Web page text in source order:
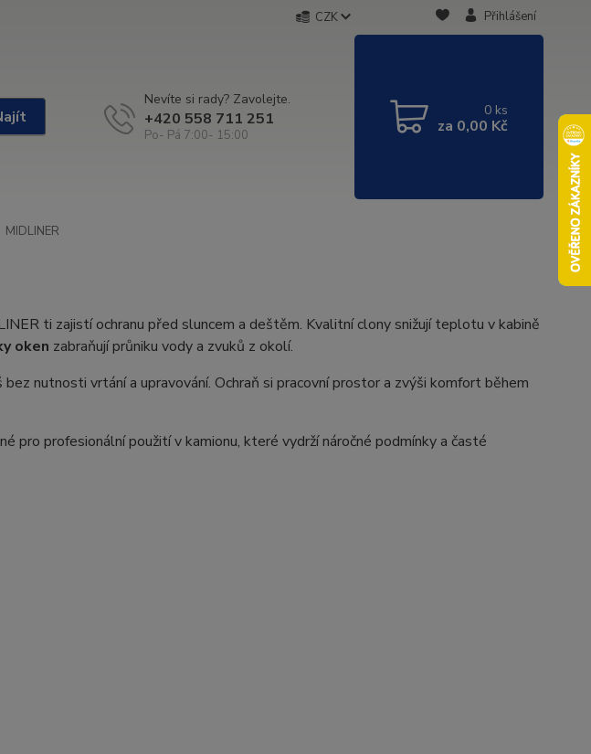
CZK Přihlášení
Nevíte si rady? Zavolejte.
+420 558 711 251
Po- Pá 7:00- 15:00
0 ks
za 0,00 Kč
MIDLINER
ti zajistí ochranu před sluncem a deštěm. Kvalitní clony snižují teplotu v kabině
oken zabraňují průniku vody a zvuků z okolí.
nutnosti vrtání a upravování. Ochraň si pracovní prostor a zvýši komfort během
pro profesionální použití v kamionu, které vydrží náročné podmínky a časté